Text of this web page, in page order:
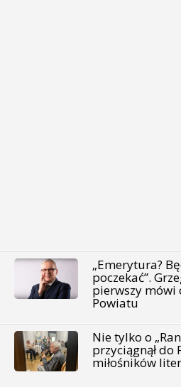
„Emerytura?
poczekać”.
pierwszy mówi
Powiatu
Nie tylko o
przyciągnął do
miłośników